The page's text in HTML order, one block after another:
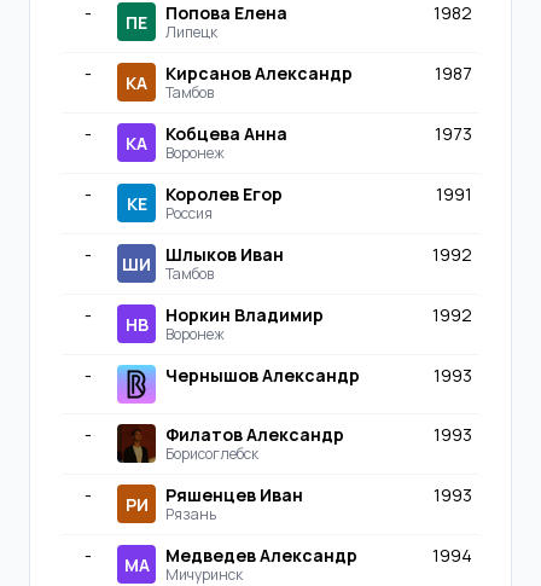
- ПЕ Попова Елена
Липецк
1982
- КА Кирсанов Александр
Тамбов
1987
- КА Кобцева Анна
Воронеж
1973
- КЕ Королев Егор
Россия
1991
- ШИ Шлыков Иван
Тамбов
1992
- НВ Норкин Владимир
Воронеж
1992
- Чернышов Александр 1993
- Филатов Александр
Борисоглебск
1993
- РИ Ряшенцев Иван
Рязань
1993
- МА Медведев Александр
Мичуринск
1994